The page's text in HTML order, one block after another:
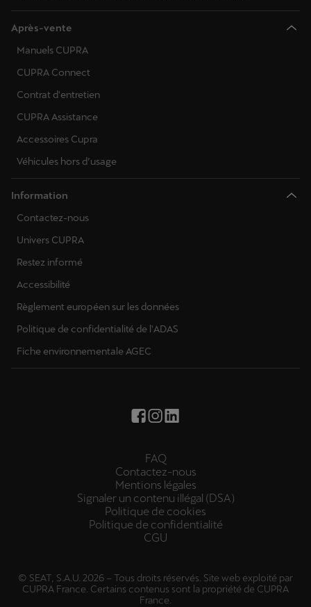
Après-vente
Manuels CUPRA
CUPRA Connect
Contrat d'entretien
CUPRA Assistance
Accessoires Cupra
Véhicules hors d’usage
Information
Contactez-nous
Univers CUPRA
Restez informé
Accessibilité
Règlement européen sur les données
Politique de confidentialité de l'ADAS
Fiche environnementale AGEC
FAQ
Contactez-nous
Mentions légales
Signaler un contenu illégal (DSA)
Politique de cookies
Politique de confidentialité
CGU
© SEAT, S.A.U. 2026 – Tous droits réservés. Site web exploité par
CUPRA France. Certains contenus sont la propriété de CUPRA
France.